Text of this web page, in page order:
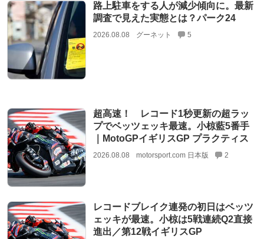
路上駐車をする人が減少傾向に。最新
調査で見えた実態とは？パーク24
2026.08.08 グーネット 5
超高速！ レコード1秒更新の超ラッ
プでベッツェッキ最速。小椋藍5番手
｜MotoGPイギリスGP プラクティス
2026.08.08 motorsport.com 日本版 2
レコードブレイク連発の初日はベッツ
ェッキが最速。小椋は5戦連続Q2直接
進出／第12戦イギリスGP